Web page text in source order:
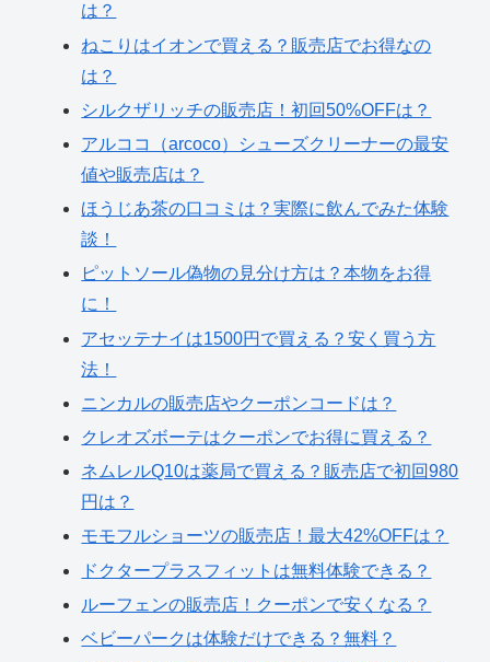
は？
ねこりはイオンで買える？販売店でお得なの
は？
シルクザリッチの販売店！初回50%OFFは？
アルココ（arcoco）シューズクリーナーの最安
値や販売店は？
ほうじあ茶の口コミは？実際に飲んでみた体験
談！
ピットソール偽物の見分け方は？本物をお得
に！
アセッテナイは1500円で買える？安く買う方
法！
ニンカルの販売店やクーポンコードは？
クレオズボーテはクーポンでお得に買える？
ネムレルQ10は薬局で買える？販売店で初回980
円は？
モモフルショーツの販売店！最大42%OFFは？
ドクタープラスフィットは無料体験できる？
ルーフェンの販売店！クーポンで安くなる？
ベビーパークは体験だけできる？無料？